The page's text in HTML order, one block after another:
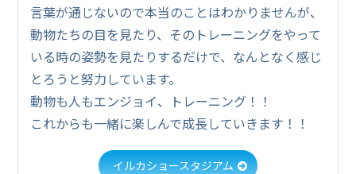
言葉が通じないので本当のことはわかりませんが、
動物たちの目を見たり、そのトレーニングをやって
いる時の姿勢を見たりするだけで、なんとなく感じ
とろうと努力しています。
動物も人もエンジョイ、トレーニング！！
これからも一緒に楽しんで成長していきます！！
イルカショースタジアム